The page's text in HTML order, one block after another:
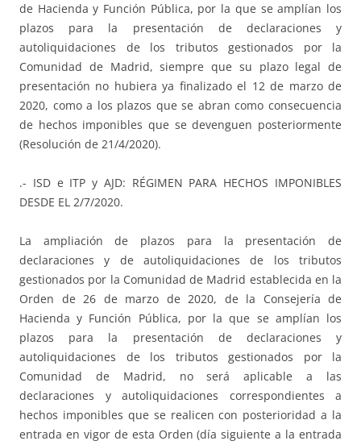
de Hacienda y Función Pública, por la que se amplían los
plazos para la presentación de declaraciones y
autoliquidaciones de los tributos gestionados por la
Comunidad de Madrid, siempre que su plazo legal de
presentación no hubiera ya finalizado el 12 de marzo de
2020, como a los plazos que se abran como consecuencia
de hechos imponibles que se devenguen posteriormente
(Resolución de 21/4/2020).
.- ISD e ITP y AJD: RÉGIMEN PARA HECHOS IMPONIBLES
DESDE EL 2/7/2020.
La ampliación de plazos para la presentación de
declaraciones y de autoliquidaciones de los tributos
gestionados por la Comunidad de Madrid establecida en la
Orden de 26 de marzo de 2020, de la Consejería de
Hacienda y Función Pública, por la que se amplían los
plazos para la presentación de declaraciones y
autoliquidaciones de los tributos gestionados por la
Comunidad de Madrid, no será aplicable a las
declaraciones y autoliquidaciones correspondientes a
hechos imponibles que se realicen con posterioridad a la
entrada en vigor de esta Orden (día siguiente a la entrada